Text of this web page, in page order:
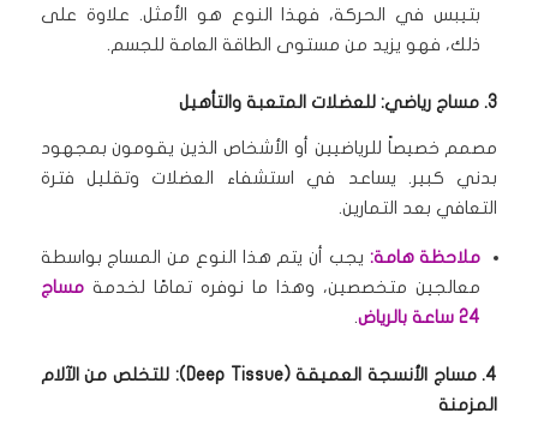
بتيبس في الحركة، فهذا النوع هو الأمثل. علاوة على
ذلك، فهو يزيد من مستوى الطاقة العامة للجسم.
3. مساج رياضي: للعضلات المتعبة والتأهيل
مصمم خصيصاً للرياضيين أو الأشخاص الذين يقومون بمجهود
بدني كبير. يساعد في استشفاء العضلات وتقليل فترة
التعافي بعد التمارين.
ملاحظة هامة: يجب أن يتم هذا النوع من المساج بواسطة
معالجين متخصصين، وهذا ما نوفره تمامًا لخدمةمساج
24 ساعة بالرياض
.
4. مساج الأنسجة العميقة (Deep Tissue): للتخلص من الآلام
المزمنة